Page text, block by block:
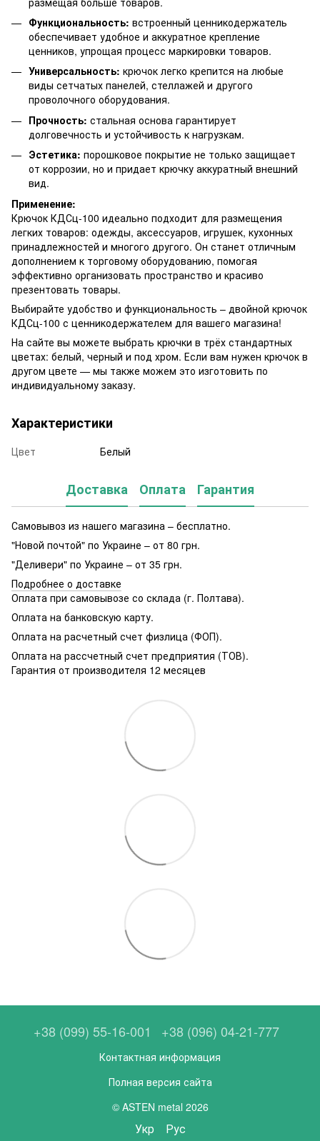
Функциональность: встроенный ценникодержатель
обеспечивает удобное и аккуратное крепление
ценников, упрощая процесс маркировки товаров.
Универсальность: крючок легко крепится на любые
виды сетчатых панелей, стеллажей и другого
проволочного оборудования.
Прочность: стальная основа гарантирует
долговечность и устойчивость к нагрузкам.
Эстетика: порошковое покрытие не только защищает
от коррозии, но и придает крючку аккуратный внешний
вид.
Применение:
Крючок КДСц-100 идеально подходит для размещения
легких товаров: одежды, аксессуаров, игрушек, кухонных
принадлежностей и многого другого. Он станет отличным
дополнением к торговому оборудованию, помогая
эффективно организовать пространство и красиво
презентовать товары.
Выбирайте удобство и функциональность – двойной крючок
КДСц-100 с ценникодержателем для вашего магазина!
На сайте вы можете выбрать крючки в трёх стандартных
цветах: белый, черный и под хром. Если вам нужен крючок в
другом цвете — мы также можем это изготовить по
индивидуальному заказу.
Характеристики
Цвет Белый
Доставка Оплата Гарантия
Самовывоз из нашего магазина – бесплатно.
"Новой почтой" по Украине – от 80 грн.
"Деливери" по Украине – от 35 грн.
Подробнее о доставке
Оплата при самовывозе со склада (г. Полтава).
Оплата на банковскую карту.
Оплата на расчетный счет физлица (ФОП).
Оплата на рассчетный счет предприятия (ТОВ).
Гарантия от производителя 12 месяцев
+38 (099) 55-16-001 +38 (096) 04-21-777
Контактная информация
Полная версия сайта
© ASTEN metal 2026
Укр Рус